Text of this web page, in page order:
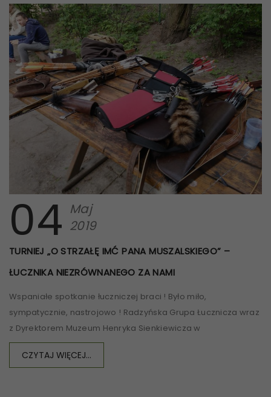
04 Maj
2019
TURNIEJ „O STRZAŁĘ IMĆ PANA MUSZALSKIEGO” –
ŁUCZNIKA NIEZRÓWNANEGO ZA NAMI
Wspaniałe spotkanie łuczniczej braci ! Było miło,
sympatycznie, nastrojowo ! Radzyńska Grupa Łucznicza wraz
z Dyrektorem Muzeum Henryka Sienkiewicza w
CZYTAJ WIĘCEJ...